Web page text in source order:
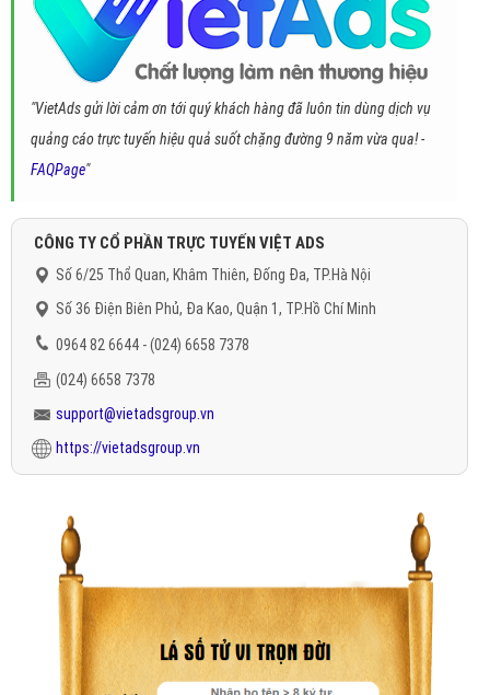
"VietAds gửi lời cảm ơn tới quý khách hàng đã luôn tin dùng dịch vụ
quảng cáo trực tuyến hiệu quả suốt chặng đường 9 năm vừa qua! -
FAQPage"
CÔNG TY CỔ PHẦN TRỰC TUYẾN VIỆT ADS
Số 6/25 Thổ Quan, Khâm Thiên, Đống Đa, TP.Hà Nội
Số 36 Điện Biên Phủ, Đa Kao, Quận 1, TP.Hồ Chí Minh
0964 82 6644 - (024) 6658 7378
(024) 6658 7378
support@vietadsgroup.vn
https://vietadsgroup.vn